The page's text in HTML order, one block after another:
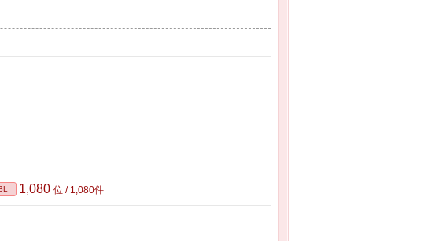
1,080 位 / 1,080件